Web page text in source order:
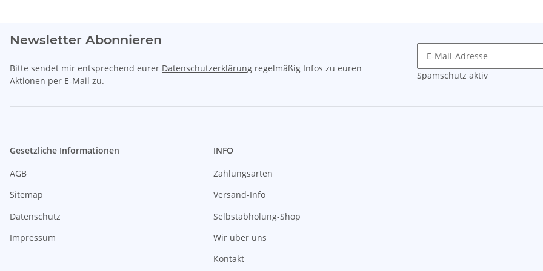
Newsletter Abonnieren
Bitte sendet mir entsprechend eurer Datenschutzerklärung regelmäßig Infos zu euren
Aktionen per E-Mail zu.
Spamschutz aktiv
Gesetzliche Informationen
AGB
Sitemap
Datenschutz
Impressum
INFO
Zahlungsarten
Versand-Info
Selbstabholung-Shop
Wir über uns
Kontakt